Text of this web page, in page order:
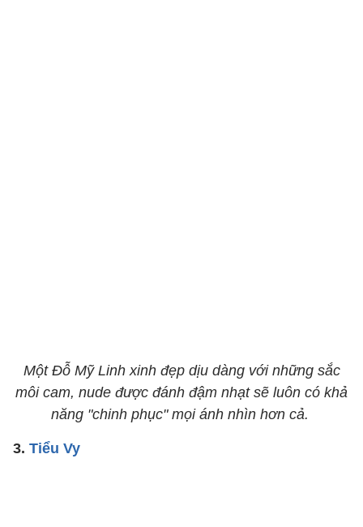
​​​​​​​Một Đỗ Mỹ Linh xinh đẹp dịu dàng với những sắc
môi cam, nude được đánh đậm nhạt sẽ luôn có khả
năng "chinh phục" mọi ánh nhìn hơn cả.
3. Tiểu Vy